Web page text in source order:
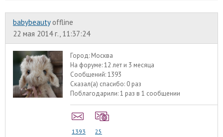
babybeauty offline
22 мая 2014 г., 11:37:24
Город: Москва
На форуме:12 лет и 3 месяца
Сообщений:1393
Сказал(а) спасибо: 0 раз
Поблагодарили:1 раз в 1 сообщении
1393 25